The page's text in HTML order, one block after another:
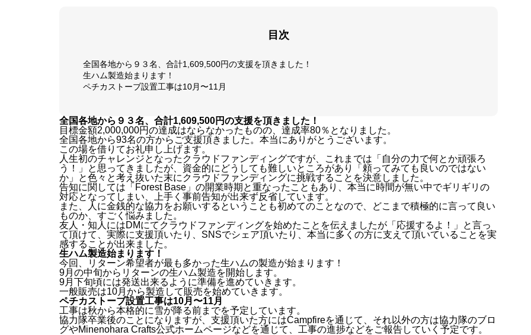
目次
全国各地から９３名、合計1,609,500円の支援を頂きました！
生ハム製造始まります！
ペチカストーブ設置工事は10月〜11月
全国各地から９３名、合計1,609,500円の支援を頂きました！
目標金額2,000,000円の達成はならなかったものの、達成率80％となりました。
全国各地から93名の方からご支援頂きました。本当にありがとうございます。
この場を借りてお礼申し上げます。
人生初のチャレンジとなったクラウドファンディングですが、これまでは「自分の力で何とか頑張ろ
う！」と思ってきましたが、資金的にどうしても難しいところがあり「頼ってみても良いのではない
か」と色々と考え抜いた末にクラウドファンディングに挑戦することを決意しました。
告知に関しては「Forest Base」の開業時期と重なったこともあり、本当に時間が無い中でギリギリの
対応となってしまい、上手く事前告知が出来ず反省しています。
また、人に金銭的な協力をお願いするということも初めてのことなので、どこまで積極的に言って良い
ものか、すごく悩みました。
友人・知人にはDMにてクラウドファンディングを始めたことを伝えましたが「応援するよ！」と言っ
て頂けて、実際に支援頂いたり、SNSでシェア頂いたり、本当に多くの方に支えて頂いていることを実
感することが出来ました。
生ハム製造始まります！
今回、リターン希望者が最も多かった生ハムの製造が始まります！
9月の中旬からリターンの生ハム製造を開始します。
9月下旬頃には発送出来るように準備を進めていきます。
一般販売は10月から製造して販売を始めていきます。
ペチカストーブ設置工事は10月〜11月
工事は秋から本格的に雪が降る前までを予定しています。
協力隊卒業後のことになりますが、支援頂いた方にはCampfireを通じて、それ以外の方は協力隊のブロ
グやMinenohara Crafts公式ホームページなどを通じて、工事の進捗などをご報告していく予定です。